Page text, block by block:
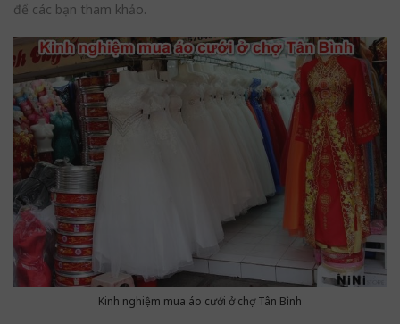
để các bạn tham khảo.
Kinh nghiệm mua áo cưới ở chợ Tân Bình